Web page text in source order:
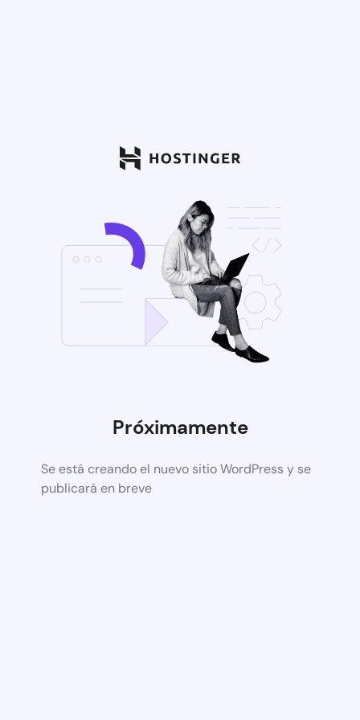
Próximamente
Se está creando el nuevo sitio WordPress y se
publicará en breve